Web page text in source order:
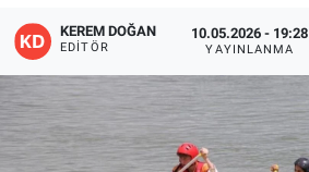
KEREM DOĞAN
EDITÖR
10.05.2026 - 19:28
YAYINLANMA
BÖLGE
DÜNYA
KÜLTÜR SANAT
Tüm Manşetler
Son Dakika Haberleri
Haber Arşivi